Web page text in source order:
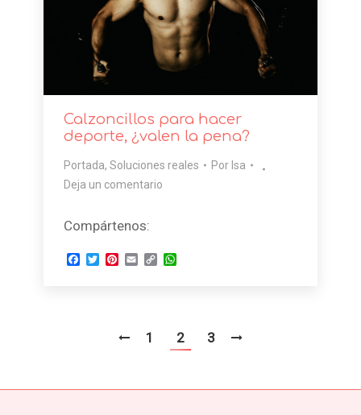
Calzoncillos para hacer
deporte, ¿valen la pena?
Portada, Soluciones reales Por Isa
Deja un comentario
Compártenos:
Facebook
TwitterPinterest
EmailCopyWhatsApp
1 2 3